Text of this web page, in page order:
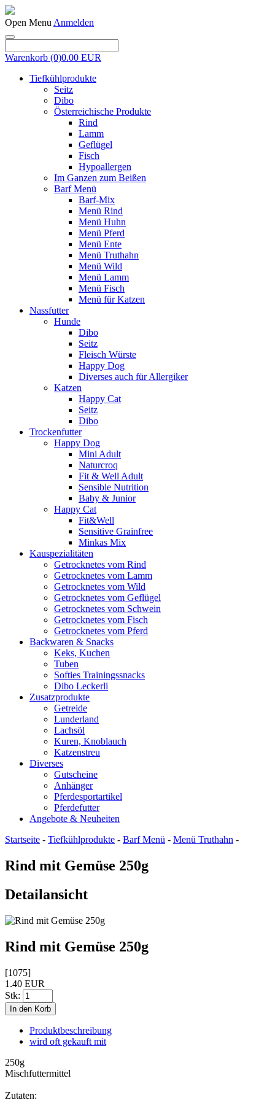
Open Menu Anmelden
Warenkorb (0)0.00 EUR
Tiefkühlprodukte
Seitz
Dibo
Österreichische Produkte
Rind
Lamm
Geflügel
Fisch
Hypoallergen
Im Ganzen zum Beißen
Barf Menü
Barf-Mix
Menü Rind
Menü Huhn
Menü Pferd
Menü Ente
Menü Truthahn
Menü Wild
Menü Lamm
Menü Fisch
Menü für Katzen
Nassfutter
Hunde
Dibo
Seitz
Fleisch Würste
Happy Dog
Diverses auch für Allergiker
Katzen
Happy Cat
Seitz
Dibo
Trockenfutter
Happy Dog
Mini Adult
Naturcroq
Fit & Well Adult
Sensible Nutrition
Baby & Junior
Happy Cat
Fit&Well
Sensitive Grainfree
Minkas Mix
Kauspezialitäten
Getrocknetes vom Rind
Getrocknetes vom Lamm
Getrocknetes vom Wild
Getrocknetes vom Geflügel
Getrocknetes vom Schwein
Getrocknetes vom Fisch
Getrocknetes vom Pferd
Backwaren & Snacks
Keks, Kuchen
Tuben
Softies Trainingssnacks
Dibo Leckerli
Zusatzprodukte
Getreide
Lunderland
Lachsöl
Kuren, Knoblauch
Katzenstreu
Diverses
Gutscheine
Anhänger
Pferdesportartikel
Pferdefutter
Angebote & Neuheiten
Startseite - Tiefkühlprodukte - Barf Menü - Menü Truthahn -
Rind mit Gemüse 250g
Detailansicht
Rind mit Gemüse 250g
[1075]
1.40 EUR
Stk:
Produktbeschreibung
wird oft gekauft mit
250g
Mischfuttermittel
Zutaten: